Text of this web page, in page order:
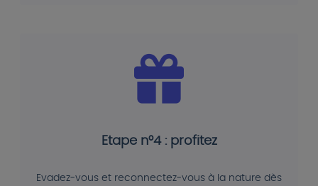
Etape n°4 : profitez
Evadez-vous et reconnectez-vous à la nature dès